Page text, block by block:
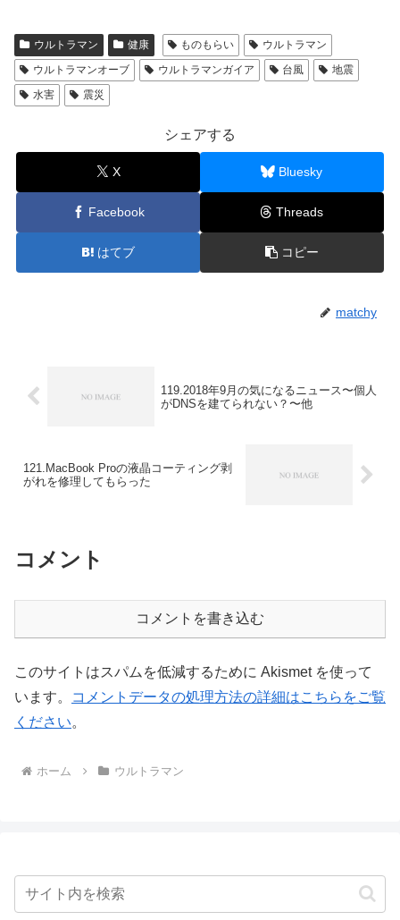
ウルトラマン 健康 ものもらい
ウルトラマン
ウルトラマンオーブ
ウルトラマンガイア 台風
地震
水害
震災
シェアする
X Bluesky
Facebook Threads
はてブ コピー
matchy
119.2018年9月の気になるニュース〜個人
がDNSを建てられない？〜他
121.MacBook Proの液晶コーティング剥
がれを修理してもらった
コメント
コメントを書き込む
このサイトはスパムを低減するために Akismet を使って
います。
コメントデータの処理方法の詳細はこちらをご覧
ください。
ホーム ウルトラマン